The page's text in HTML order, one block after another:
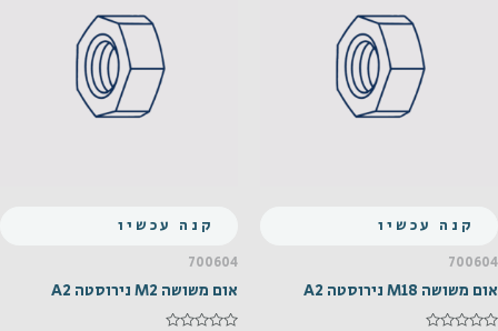
קנה עכשיו
700604
אום משושה M18 נירוסטה A2
קנה עכשיו
700604
אום משושה M2 נירוסטה A2